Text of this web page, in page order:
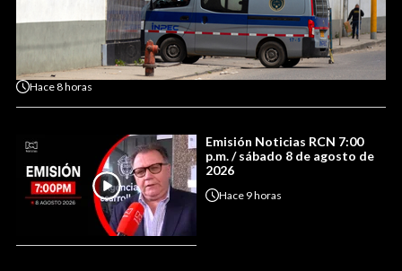
Hace8 horas
Emisión Noticias RCN 7:00
p.m. / sábado 8 de agosto de
2026
Hace 9 horas